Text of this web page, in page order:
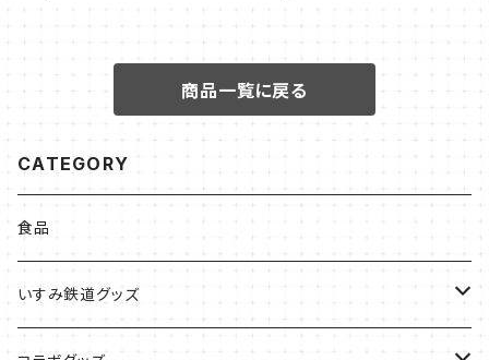
商品一覧に戻る
CATEGORY
食品
いすみ鉄道グッズ